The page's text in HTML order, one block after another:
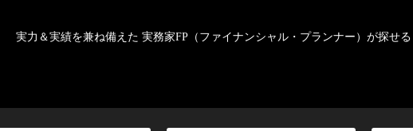
実力＆実績を兼ね備えた 実務家FP（ファイナンシャル・プランナー）が探せる